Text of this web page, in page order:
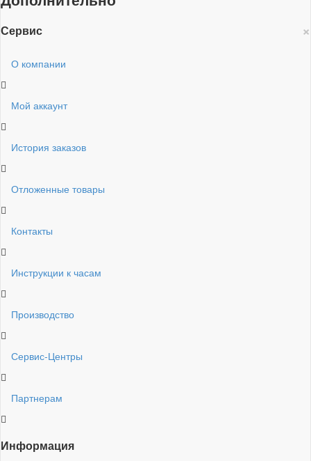
×
Сервис
О компании
Мой аккаунт
История заказов
Отложенные товары
Контакты
Инструкции к часам
Производство
Сервис-Центры
Партнерам
Информация